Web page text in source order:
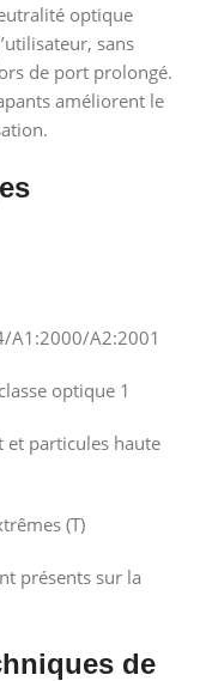
optique
sans
de port prolongé.
améliorent le
A1:2000/A2:2001
optique 1
et particules haute
(T)
présents sur la
de